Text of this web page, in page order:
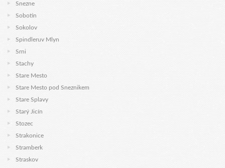
Snezne
Sobotin
Sokolov
Spindleruv Mlyn
Srni
Stachy
Stare Mesto
Stare Mesto pod Sneznikem
Stare Splavy
Starý Jicín
Stozec
Strakonice
Stramberk
Straskov